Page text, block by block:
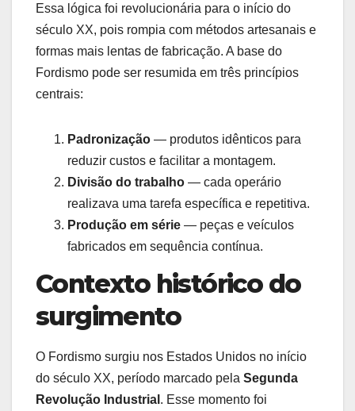
Essa lógica foi revolucionária para o início do
século XX, pois rompia com métodos artesanais e
formas mais lentas de fabricação. A base do
Fordismo pode ser resumida em três princípios
centrais:
Padronização — produtos idênticos para
reduzir custos e facilitar a montagem.
Divisão do trabalho — cada operário
realizava uma tarefa específica e repetitiva.
Produção em série — peças e veículos
fabricados em sequência contínua.
Contexto histórico do
surgimento
O Fordismo surgiu nos Estados Unidos no início
do século XX, período marcado pela Segunda
Revolução Industrial . Esse momento foi